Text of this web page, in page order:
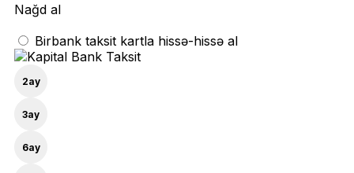
Nağd al
Birbank taksit kartla hissə-hissə al
2ay
3ay
6ay